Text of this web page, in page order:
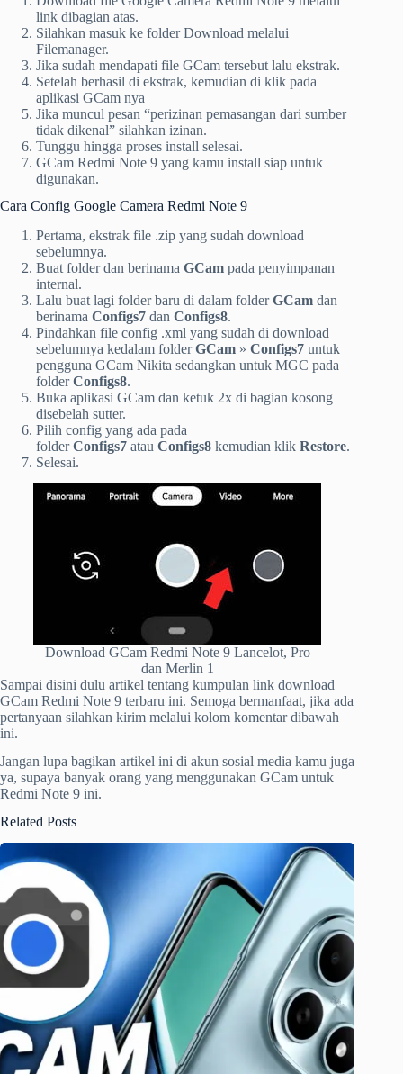
link dibagian atas.
Silahkan masuk ke folder Download melalui
Filemanager.
Jika sudah mendapati file GCam tersebut lalu ekstrak.
Setelah berhasil di ekstrak, kemudian di klik pada
aplikasi GCam nya
Jika muncul pesan “perizinan pemasangan dari sumber
tidak dikenal” silahkan izinan.
Tunggu hingga proses install selesai.
GCam Redmi Note 9 yang kamu install siap untuk
digunakan.
Cara Config Google Camera Redmi Note 9
Pertama, ekstrak file .zip yang sudah download
sebelumnya.
Buat folder dan berinama GCam pada penyimpanan
internal.
Lalu buat lagi folder baru di dalam folderGCam dan
berinama Configs7 dan Configs8.
Pindahkan file config .xml yang sudah di download
sebelumnya kedalam folderGCam » Configs7 untuk
pengguna GCam Nikita sedangkan untuk MGC pada
folderConfigs8.
Buka aplikasi GCam dan ketuk 2x di bagian kosong
disebelah sutter.
Pilih config yang ada pada
folderConfigs7 atau Configs8 kemudian klik Restore.
Selesai.
Download GCam Redmi Note 9 Lancelot, Pro
dan Merlin 1
Sampai disini dulu artikel tentang kumpulan link download
GCam Redmi Note 9 terbaru ini. Semoga bermanfaat, jika ada
pertanyaan silahkan kirim melalui kolom komentar dibawah
ini.
Jangan lupa bagikan artikel ini di akun sosial media kamu juga
ya, supaya banyak orang yang menggunakan GCam untuk
Redmi Note 9 ini.
Related Posts